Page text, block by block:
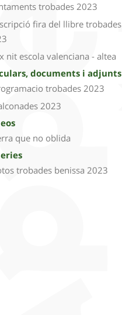
trobades 2023
fira del llibre trobades
nit escola valenciana - altea
documents i adjunts
trobades 2023
2023
que no oblida
trobades benissa 2023